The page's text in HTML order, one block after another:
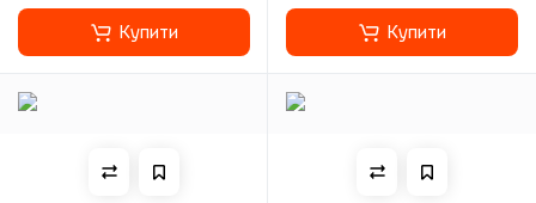
Купити Купити